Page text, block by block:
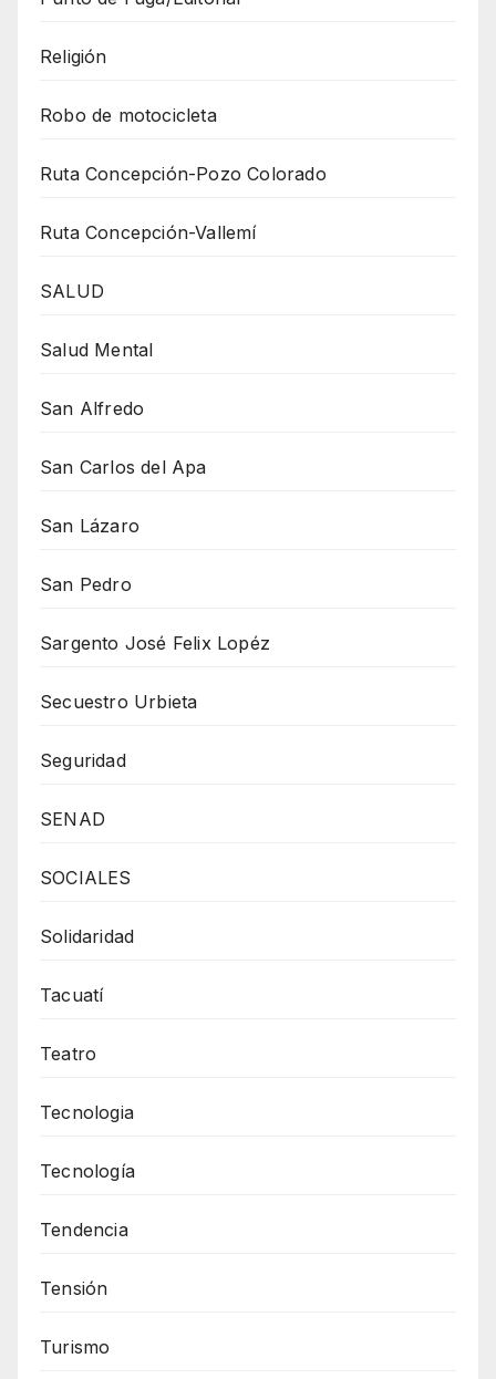
Religión
Robo de motocicleta
Ruta Concepción-Pozo Colorado
Ruta Concepción-Vallemí
SALUD
Salud Mental
San Alfredo
San Carlos del Apa
San Lázaro
San Pedro
Sargento José Felix Lopéz
Secuestro Urbieta
Seguridad
SENAD
SOCIALES
Solidaridad
Tacuatí
Teatro
Tecnologia
Tecnología
Tendencia
Tensión
Turismo